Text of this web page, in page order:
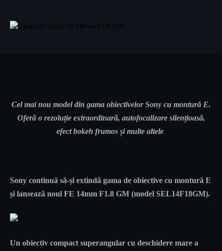
Cel mai nou model din gama obiectivelor Sony cu montură E.
Oferă o rezoluție extraordinară, autofocalizare silențioasă,
efect bokeh frumos și multe altele
Sony continuă să-și extindă gama de obiective cu montură E
și lansează noul FE 14mm F1.8 GM (model SEL14F18GM).
Un obiectiv compact superangular cu deschidere mare a